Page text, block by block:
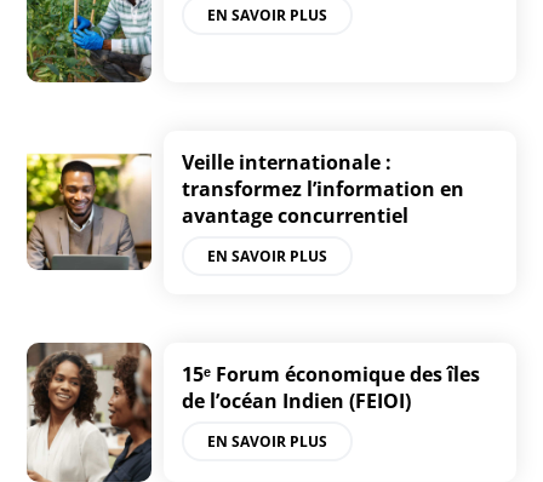
EN SAVOIR PLUS
Veille internationale :
transformez l’information en
avantage concurrentiel
EN SAVOIR PLUS
15ᵉ Forum économique des îles
de l’océan Indien (FEIOI)
EN SAVOIR PLUS